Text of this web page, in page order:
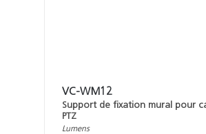
VC-WM12
Support de fixation mural pour
PTZ
Lumens